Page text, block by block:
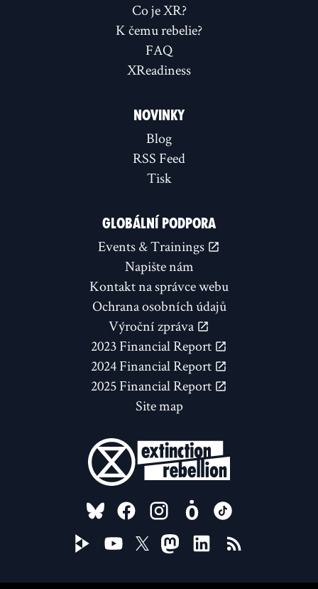
Co je XR?
K čemu rebelie?
FAQ
XReadiness
NOVINKY
Blog
RSS Feed
Tisk
GLOBÁLNÍ PODPORA
Events & Trainings
Napište nám
Kontakt na správce webu
Ochrana osobních údajů
Výroční zpráva
2023 Financial Report
2024 Financial Report
2025 Financial Report
Site map
FOLLOW US ON